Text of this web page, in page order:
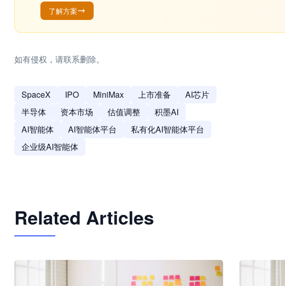
了解方案
如有侵权，请联系删除。
SpaceX IPO MiniMax 上市准备
AI芯片
半导体
资本市场 估值调整
积墨AI
AI智能体
AI智能体平台
私有化AI智能体平台
企业级AI智能体
Related Articles